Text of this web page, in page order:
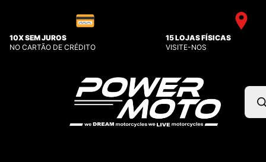
10X SEM JUROS
NO CARTÃO DE CRÉDITO
15 LOJAS FÍSICAS
VISITE-NOS